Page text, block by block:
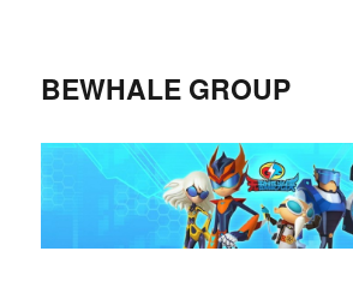
BEWHALE GROUP